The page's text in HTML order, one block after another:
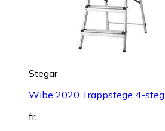
Stegar
Wibe 2020 Trappstege 4-steg
fr.